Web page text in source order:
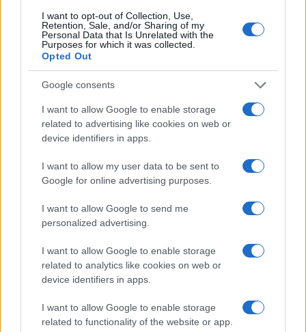
I want to opt-out of Collection, Use,
Retention, Sale, and/or Sharing of my
Personal Data that Is Unrelated with the
Purposes for which it was collected.
Opted Out
Google consents
I want to allow Google to enable storage
related to advertising like cookies on web or
device identifiers in apps.
I want to allow my user data to be sent to
Google for online advertising purposes.
I want to allow Google to send me
personalized advertising.
I want to allow Google to enable storage
related to analytics like cookies on web or
device identifiers in apps.
I want to allow Google to enable storage
related to functionality of the website or app.
Ferrero racconta: “Invece io li ho conosciuti felici e
innamorati. Reduci da storie faticose e finalmente
in grande sintonia. E mi spiace del male che si
sono fatti. Davvero tanto. Delle loro
incomprensioni, della mancata sincerità. Perché
e loro, anche
se per un periodo breve, sono stati una famiglia
molto speciale”. Per l’ex esponente M5S “potevano
essere una delle più belle coppie che ci fossero
perché univano tante qualità”. “Potevano”. Poi
compleanno tutt’altro che scontata. Anche lei,
amica di entrambi, è convinta che Segre abbia
sottoposto Seymandi ad “unlinciaggio sessista
maschilista, violento, orrendo”. “Io non gioisco
quando i ricchi piangono. Piangiamo tutti per fatti
di cuore ma c’è del buon gusto a non coinvolgere
gli altri. A non distruggere quel bel sogno d’amore